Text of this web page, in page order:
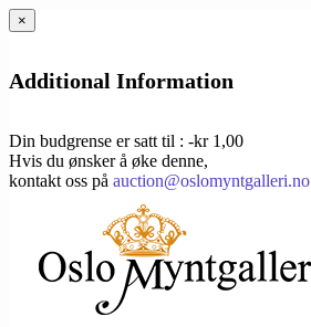
×
Additional Information
Din budgrense er satt til : -kr 1,00
Hvis du ønsker å øke denne,
kontakt oss på auction@oslomyntgalleri.no